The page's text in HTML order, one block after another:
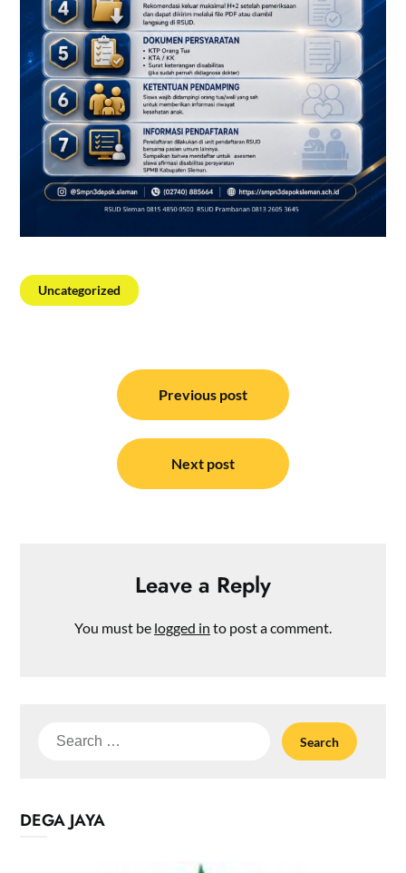
Uncategorized
navigation
Previous post
Next post
Leave a Reply
You must be logged in to post a comment.
Search
DEGA JAYA